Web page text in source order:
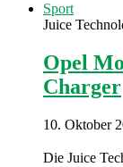
Sport
Juice
Opel
Charger
10. Oktober
Die Juice